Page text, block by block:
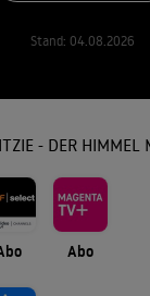
Stand: 04.08.2026
- DER HIMMEL
Abo